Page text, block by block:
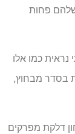
פחות
נראית כמו אלו
בסדר מבחוץ,
דלקת מפרקים